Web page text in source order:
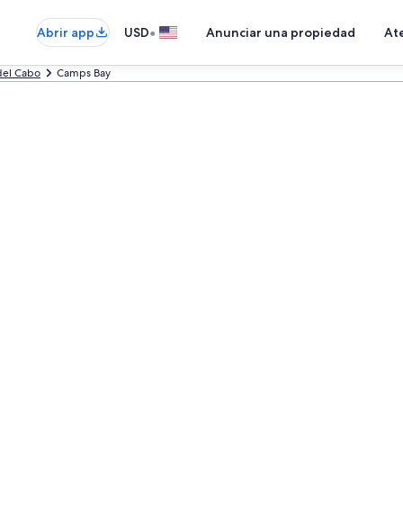
Abrir app USD• Anunciar una propiedad
Cabo Camps Bay